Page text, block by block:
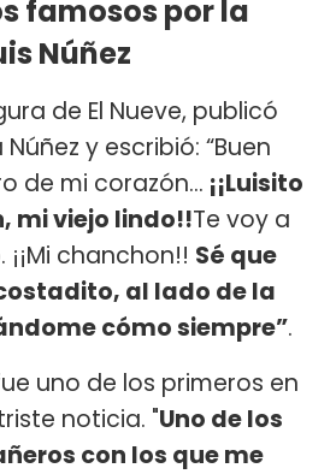
famosos por la
Núñez
de El Nueve, publicó
y escribió: “Buen
de mi corazón… ¡¡Luisito
mi viejo lindo!!Te voy a
chanchon!! Sé que
al lado de la
cómo siempre”.
uno de los primeros en
noticia. "Uno de los
con los que me